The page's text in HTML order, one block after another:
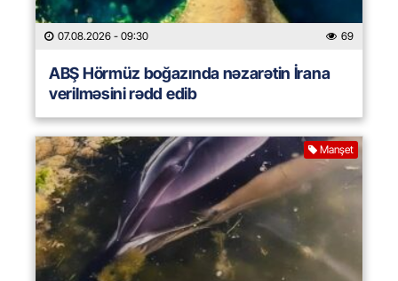
07.08.2026 - 09:30 69
ABŞ Hörmüz boğazında nəzarətin İrana
verilməsini rədd edib
Manşet